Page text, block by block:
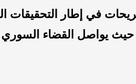
في إطار
حيث يواصل القضاء